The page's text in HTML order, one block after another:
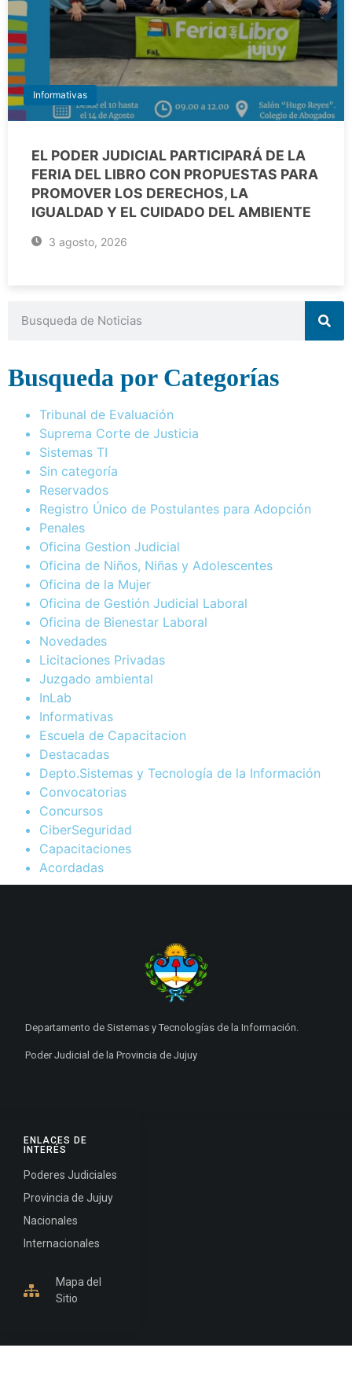
Informativas
EL PODER JUDICIAL PARTICIPARÁ DE LA
FERIA DEL LIBRO CON PROPUESTAS PARA
PROMOVER LOS DERECHOS, LA
IGUALDAD Y EL CUIDADO DEL AMBIENTE
3 agosto, 2026
Busqueda por Categorías
Tribunal de Evaluación
Suprema Corte de Justicia
Sistemas TI
Sin categoría
Reservados
Registro Único de Postulantes para Adopción
Penales
Oficina Gestion Judicial
Oficina de Niños, Niñas y Adolescentes
Oficina de la Mujer
Oficina de Gestión Judicial Laboral
Oficina de Bienestar Laboral
Novedades
Licitaciones Privadas
Juzgado ambiental
InLab
Informativas
Escuela de Capacitacion
Destacadas
Depto.Sistemas y Tecnología de la Información
Convocatorias
Concursos
CiberSeguridad
Capacitaciones
Acordadas
ENLACES DE
INTERÉS
Poderes Judiciales
Provincia de Jujuy
Nacionales
Internacionales
Mapa del
Sitio
Departamento de Sistemas y Tecnologías de la Información.
Poder Judicial de la Provincia de Jujuy